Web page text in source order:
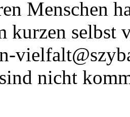
Menschen
kurzen selbst
nicht